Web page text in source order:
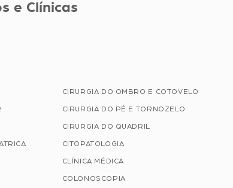
e Clínicas
CIRURGIA DO OMBRO E COTOVELO
CIRURGIA DO PÉ E TORNOZELO
CIRURGIA DO QUADRIL
CITOPATOLOGIA
CLÍNICA MÉDICA
COLONOSCOPIA